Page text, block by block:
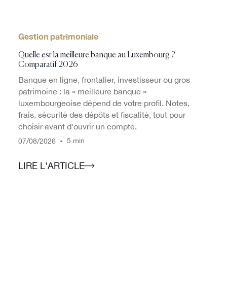
Gestion patrimoniale
Quelle est la meilleure banque au Luxembourg ?
Comparatif 2026
Banque en ligne, frontalier, investisseur ou gros
patrimoine : la « meilleure banque »
luxembourgeoise dépend de votre profil. Notes,
frais, sécurité des dépôts et fiscalité, tout pour
choisir avant d'ouvrir un compte.
07/08/2026 • 5 min
LIRE L'ARTICLE